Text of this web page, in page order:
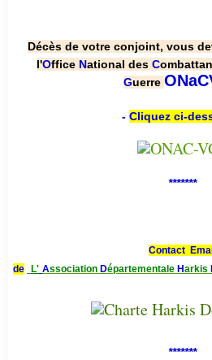
Décès de votre conjoint, vous
l'Office National des C
Guerre
- Cliquez ci-
*******
Contact
de
L' Association Départementale Harkis
*******